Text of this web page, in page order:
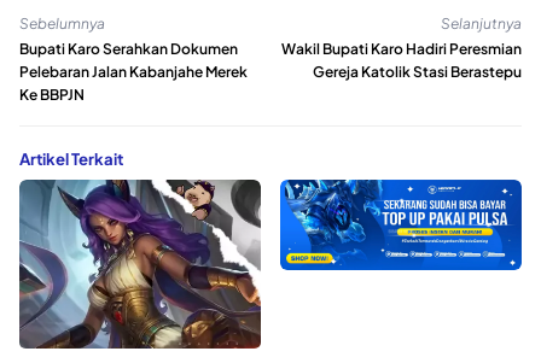
Sebelumnya
Bupati Karo Serahkan Dokumen
Pelebaran Jalan Kabanjahe Merek
Ke BBPJN
Selanjutnya
Wakil Bupati Karo Hadiri Peresmian
Gereja Katolik Stasi Berastepu
Artikel Terkait